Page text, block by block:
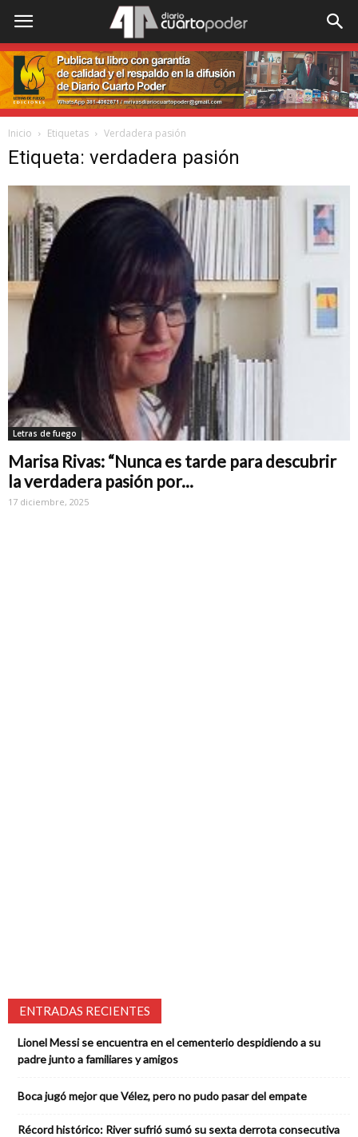
Inicio Etiquetas Verdadera pasión
Etiqueta: verdadera pasión
Letras de fuego
Marisa Rivas: “Nunca es tarde para descubrir
la verdadera pasión por...
17 diciembre, 2025
ENTRADAS RECIENTES
Lionel Messi se encuentra en el cementerio despidiendo a su
padre junto a familiares y amigos
Boca jugó mejor que Vélez, pero no pudo pasar del empate
Récord histórico: River sufrió sumó su sexta derrota consecutiva